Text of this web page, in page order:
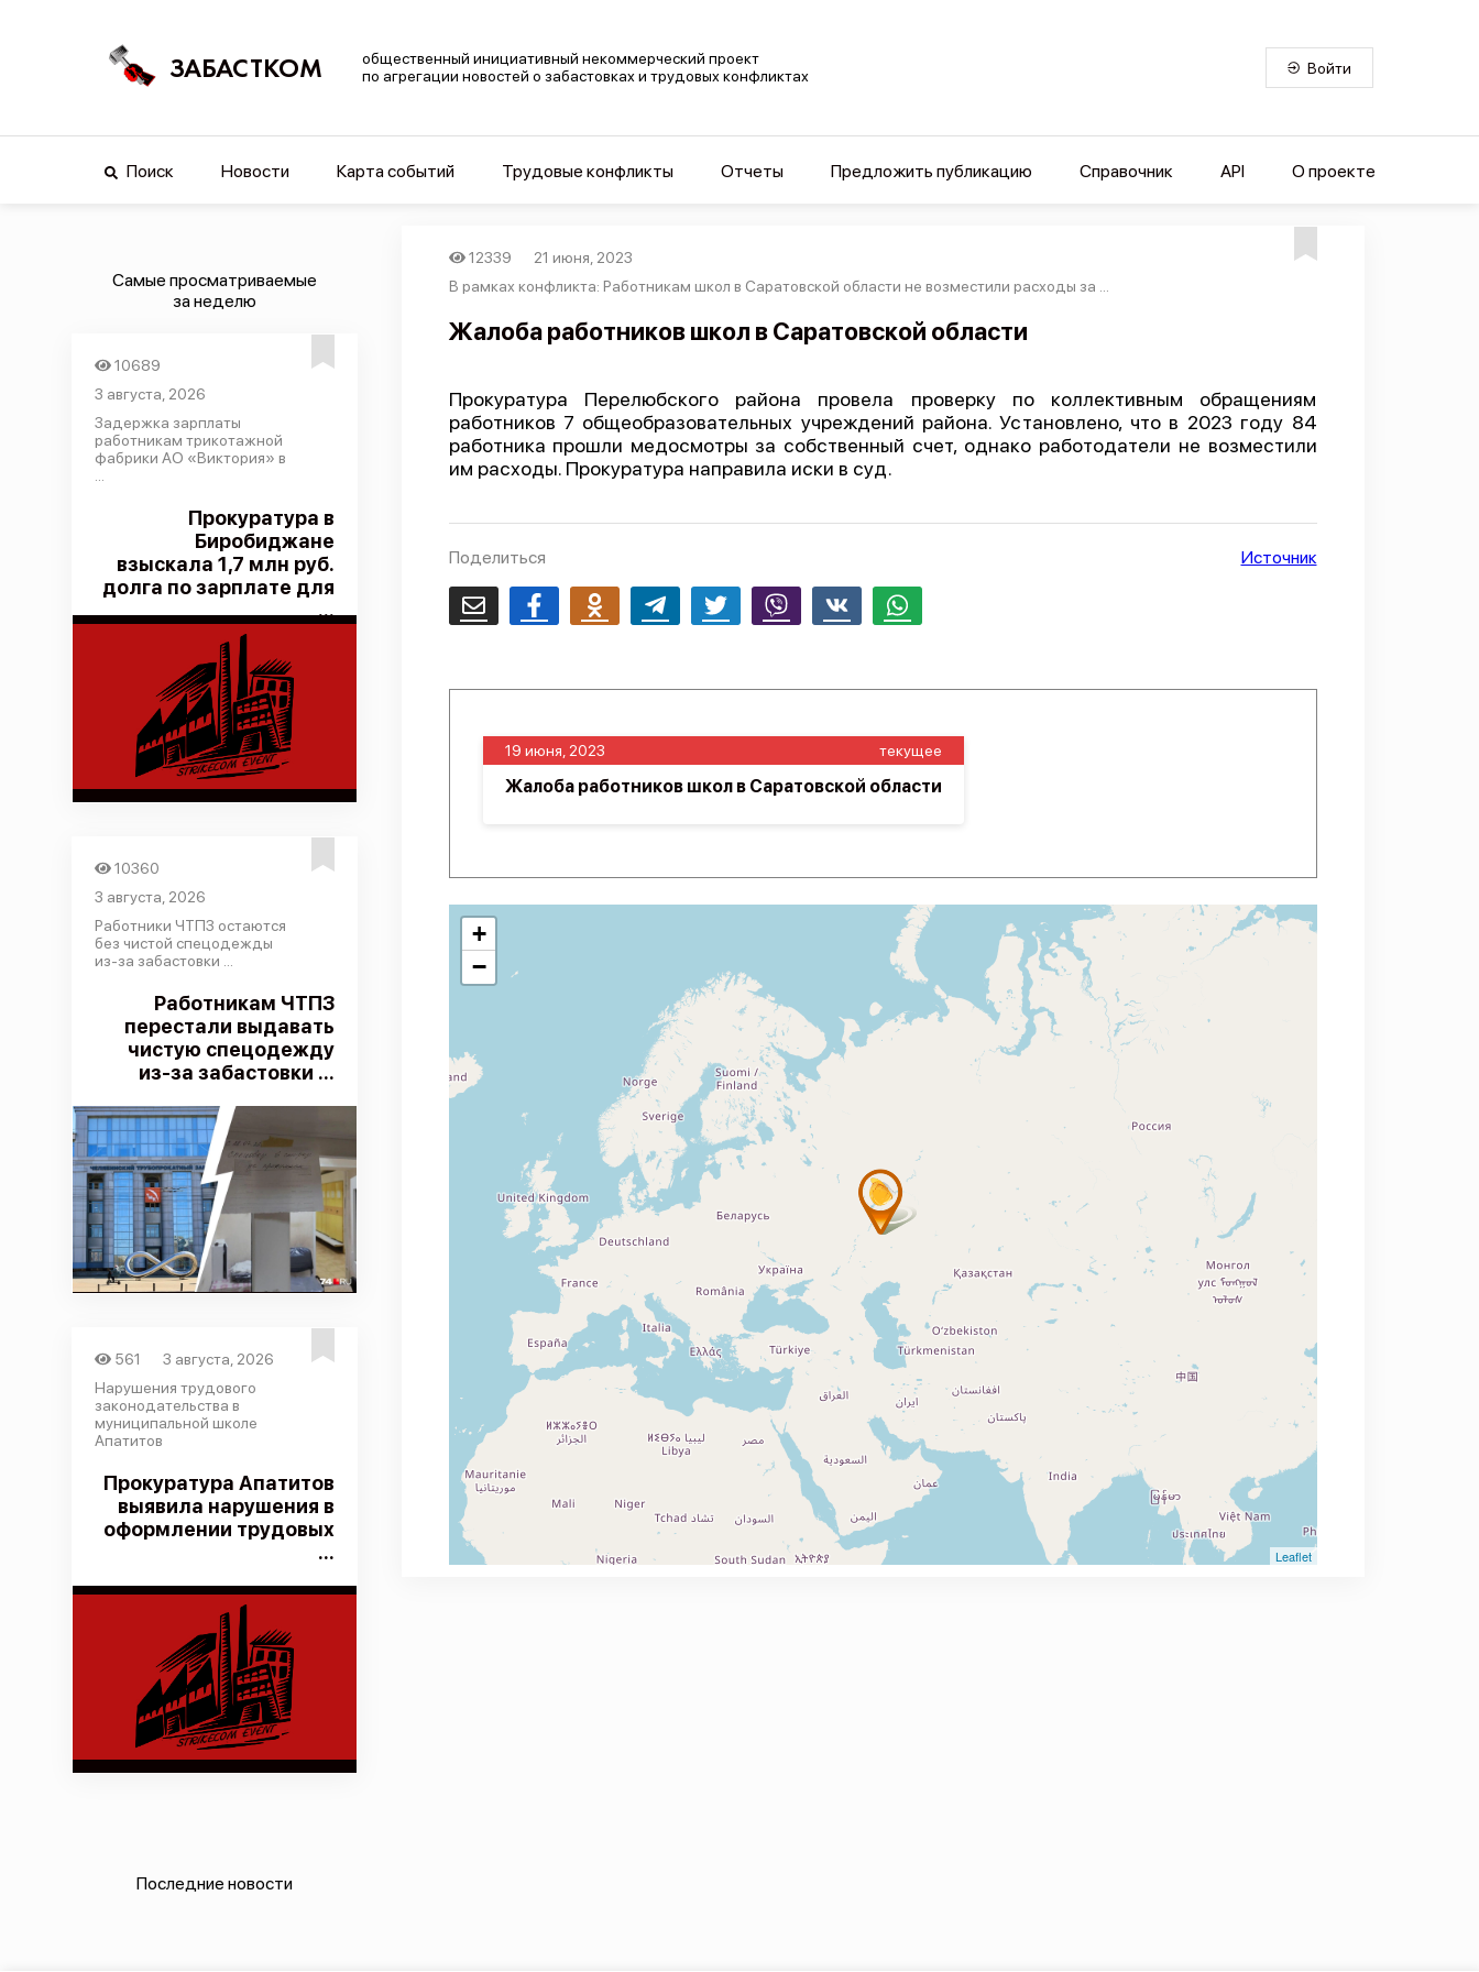
ЗАБАСТКОМ
общественный инициативный некоммерческий проект
по агрегации новостей о забастовках и трудовых конфликтах
Войти
Поиск Новости Карта событий Трудовые конфликты Отчеты Предложить публикацию Справочник API О проекте
Самые просматриваемые
за неделю
10689
3 августа, 2026
Задержка зарплаты
работникам трикотажной
фабрики АО «Виктория» в
Прокуратура в
Биробиджане
взыскала 1,7 млн руб.
долга по зарплате для
...
10360
3 августа, 2026
Работники ЧТПЗ остаются
без чистой спецодежды
из-за забастовки ...
Работникам ЧТПЗ
перестали выдавать
чистую спецодежду
из-за забастовки ...
561
3 августа, 2026
Нарушения трудового
законодательства в
муниципальной школе
Апатитов
Прокуратура Апатитов
выявила нарушения в
оформлении трудовых
...
Последние новости
12339
21 июня, 2023
В рамках конфликта: Работникам школ в Саратовской области не возместили расходы за ...
Жалоба работников школ в Саратовской области
Прокуратура Перелюбского района провела проверку по коллективным обращениям
работников 7 общеобразовательных учреждений района. Установлено, что в 2023 году 84
работника прошли медосмотры за собственный счет, однако работодатели не возместили
им расходы. Прокуратура направила иски в суд.
Поделиться
Email FacebookOdnoklassnikiTelegram Twitter Viber Whatsapp
Источник
19 июня, 2023 текущее
Жалоба работников школ в Саратовской области
+
−
Leaflet